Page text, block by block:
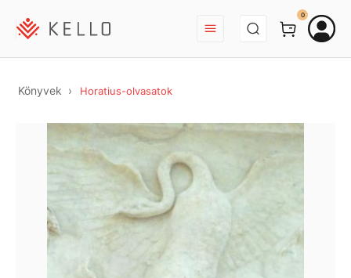
BEJELENTKEZÉS
0
Könyvek Horatius-olvasatok